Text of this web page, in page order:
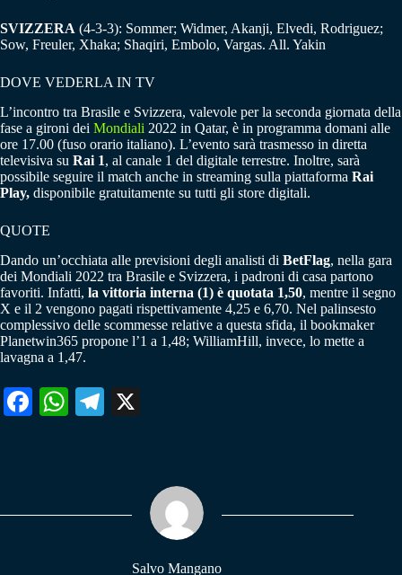
SVIZZERA (4-3-3): Sommer; Widmer, Akanji, Elvedi, Rodriguez;
Sow, Freuler, Xhaka; Shaqiri, Embolo, Vargas. All. Yakin
DOVE VEDERLA IN TV
L’incontro tra Brasile e Svizzera, valevole per la seconda giornata della
fase a gironi dei Mondiali 2022 in Qatar, è in programma domani alle
ore 17.00 (fuso orario italiano). L’evento sarà trasmesso in diretta
televisiva su Rai 1, al canale 1 del digitale terrestre. Inoltre, sarà
possibile seguire il match anche in streaming sulla piattaforma Rai
Play, disponibile gratuitamente su tutti gli store digitali.
QUOTE
Dando un’occhiata alle previsioni degli analisti di BetFlag, nella gara
dei Mondiali 2022 tra Brasile e Svizzera, i padroni di casa partono
favoriti. Infatti, la vittoria interna (1) è quotata 1,50, mentre il segno
X e il 2 vengono pagati rispettivamente 4,25 e 6,70. Nel palinsesto
complessivo delle scommesse relative a questa sfida, il bookmaker
Planetwin365 propone l’1 a 1,48; WilliamHill, invece, lo mette a
lavagna a 1,47.
Fa W
pp
Te
m
Salvo Mangano